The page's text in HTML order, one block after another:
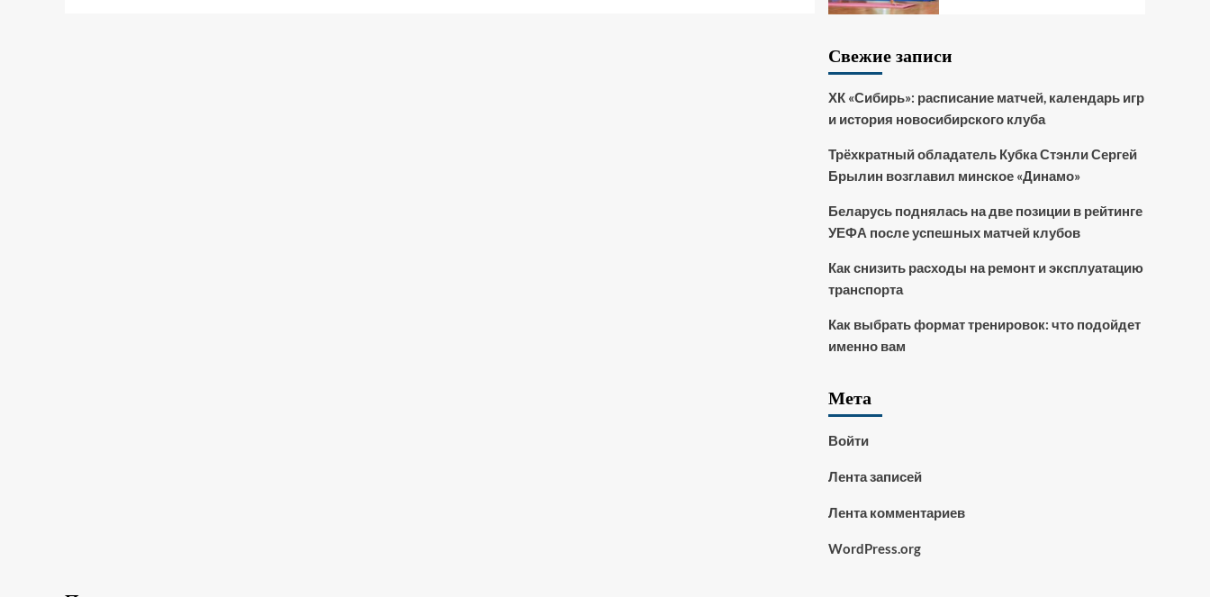
Свежие записи
ХК «Сибирь»: расписание матчей, календарь игр
и история новосибирского клуба
Трёхкратный обладатель Кубка Стэнли Сергей
Брылин возглавил минское «Динамо»
Беларусь поднялась на две позиции в рейтинге
УЕФА после успешных матчей клубов
Как снизить расходы на ремонт и эксплуатацию
транспорта
Как выбрать формат тренировок: что подойдет
именно вам
Мета
Войти
Лента записей
Лента комментариев
WordPress.org